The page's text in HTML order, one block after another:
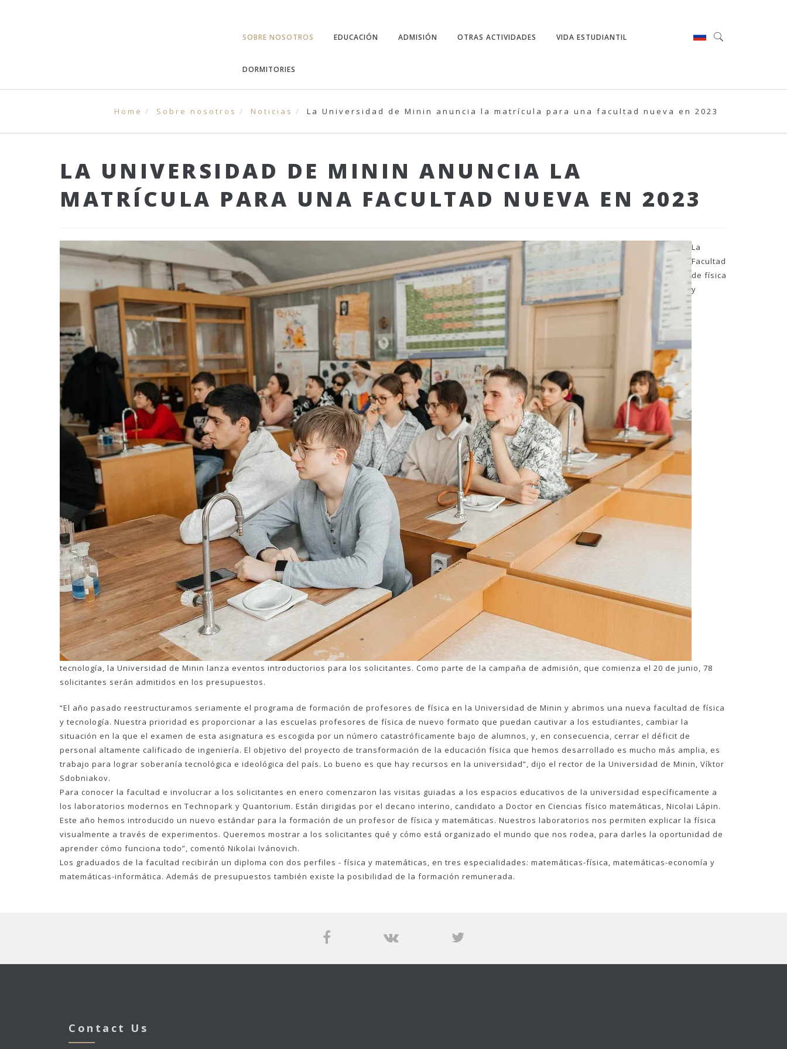
SOBRE NOSOTROS EDUCACIÓN ADMISIÓN OTRAS ACTIVIDADES VIDA ESTUDIANTIL
DORMITORIES
Home Sobre nosotros Noticias La Universidad de Minin anuncia la matrícula para una facultad nueva en 2023
LA UNIVERSIDAD DE MININ ANUNCIA LA
MATRÍCULA PARA UNA FACULTAD NUEVA EN 2023
La
Facultad
de física
y
tecnología, la Universidad de Minin lanza eventos introductorios para los solicitantes. Como parte de la campaña de admisión, que comienza el 20 de junio, 78
solicitantes serán admitidos en los presupuestos.
“El año pasado reestructuramos seriamente el programa de formación de profesores de física en la Universidad de Minin y abrimos una nueva facultad de física
y tecnología. Nuestra prioridad es proporcionar a las escuelas profesores de física de nuevo formato que puedan cautivar a los estudiantes, cambiar la
situación en la que el examen de esta asignatura es escogida por un número catastróficamente bajo de alumnos, y, en consecuencia, cerrar el déficit de
personal altamente calificado de ingeniería. El objetivo del proyecto de transformación de la educación física que hemos desarrollado es mucho más amplia, es
trabajo para lograr soberanía tecnológica e ideológica del país. Lo bueno es que hay recursos en la universidad”, dijo el rector de la Universidad de Minin, Víktor
Sdobniakov.
Para conocer la facultad e involucrar a los solicitantes en enero comenzaron las visitas guiadas a los espacios educativos de la universidad específicamente a
los laboratorios modernos en Technopark y Quantorium. Están dirigidas por el decano interino, candidato a Doctor en Ciencias físico matemáticas, Nicolai Lápin.
Este año hemos introducido un nuevo estándar para la formación de un profesor de física y matemáticas. Nuestros laboratorios nos permiten explicar la física
visualmente a través de experimentos. Queremos mostrar a los solicitantes qué y cómo está organizado el mundo que nos rodea, para darles la oportunidad de
aprender cómo funciona todo”, comentó Nikolai Ivánovich.
Los graduados de la facultad recibirán un diploma con dos perfiles - física y matemáticas, en tres especialidades: matemáticas-física, matemáticas-economía y
matemáticas-informática. Además de presupuestos también existe la posibilidad de la formación remunerada.
Contact Us